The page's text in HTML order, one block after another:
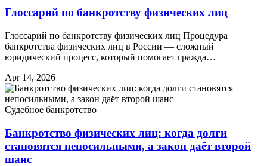
Глоссарий по банкротству физических лиц
Глоссарий по банкротству физических лиц Процедура
банкротства физических лиц в России — сложный
юридический процесс, который помогает гражда…
Apr 14, 2026
Судебное банкротство
Банкротство физических лиц: когда долги
становятся непосильными, а закон даёт второй
шанс